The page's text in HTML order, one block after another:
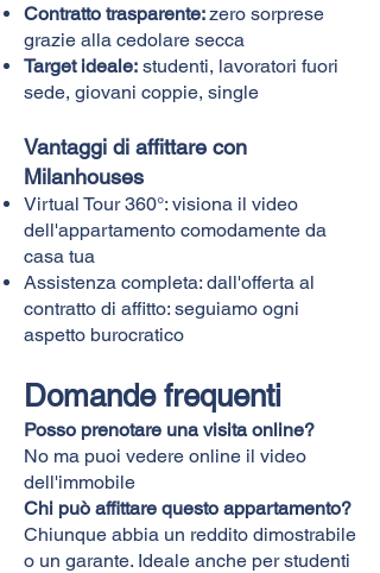
Contratto trasparente:zero sorprese
grazie alla cedolare secca
Target ideale: studenti, lavoratori fuori
sede, giovani coppie, single
Vantaggi di affittare con
Milanhouses
Virtual Tour 360°: visiona il video
dell'appartamento comodamente da
casa tua
Assistenza completa: dall'offerta al
contratto di affitto: seguiamo ogni
aspetto burocratico
Domande frequenti
Posso prenotare una visita online?
No ma puoi vedere online il video
dell'immobile
Chi può affittare questo appartamento?
Chiunque abbia un reddito dimostrabile
o un garante. Ideale anche per studenti